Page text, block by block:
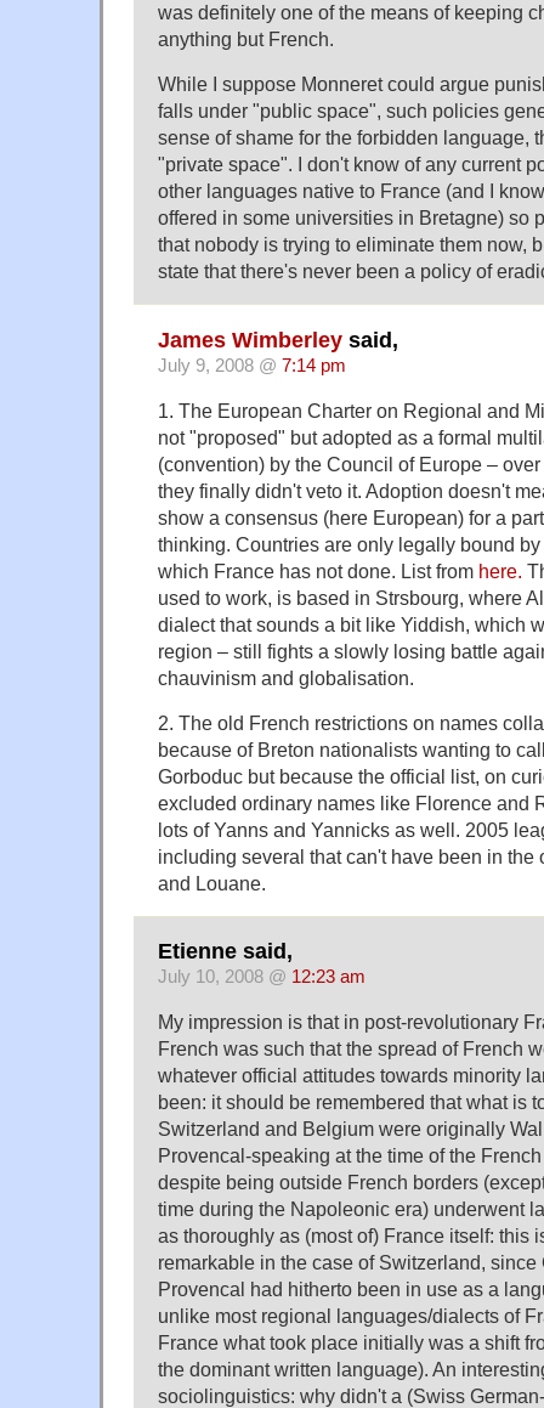
was definitely one of the means of keeping
anything but French.
While I suppose Monneret could argue
falls under "public space", such policies
sense of shame for the forbidden language,
"private space". I don't know of any current
other languages native to France (and I
offered in some universities in Bretagne) so
that nobody is trying to eliminate them now,
state that there's never been a policy of
James Wimberley said,
July 9, 2008 @ 7:14 pm
1. The European Charter on Regional and
not "proposed" but adopted as a formal
(convention) by the Council of Europe –
they finally didn't veto it. Adoption doesn't
show a consensus (here European) for a
thinking. Countries are only legally bound by
which France has not done. List from here.
used to work, is based in Strsbourg, where
dialect that sounds a bit like Yiddish, which
region – still fights a slowly losing battle
chauvinism and globalisation.
2. The old French restrictions on names
because of Breton nationalists wanting to
Gorboduc but because the official list, on
excluded ordinary names like Florence and
lots of Yanns and Yannicks as well. 2005
including several that can't have been in
and Louane.
Etienne said,
July 10, 2008 @ 12:23 am
My impression is that in post-revolutionary
French was such that the spread of French
whatever official attitudes towards minority
been: it should be remembered that what is
Switzerland and Belgium were originally
Provencal-speaking at the time of the
despite being outside French borders
time during the Napoleonic era) underwent
as thoroughly as (most of) France itself: this
remarkable in the case of Switzerland, since
Provencal had hitherto been in use as a
unlike most regional languages/dialects of
France what took place initially was a shift
the dominant written language). An
sociolinguistics: why didn't a (Swiss